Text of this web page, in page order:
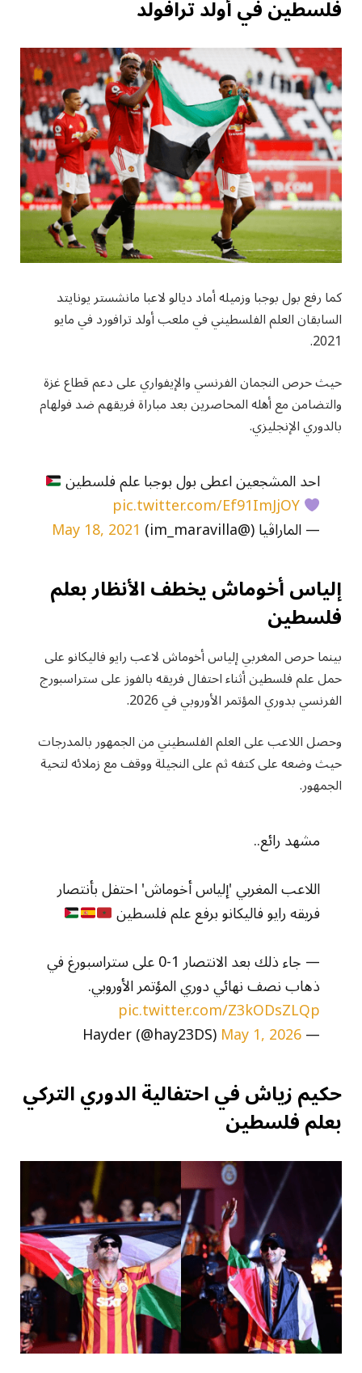
فلسطين في أولد ترافولد
كما رفع بول بوجبا وزميله أماد ديالو لاعبا مانشستر يونايتد
السابقان العلم الفلسطيني في ملعب أولد ترافورد في مايو
2021.
حيث حرص النجمان الفرنسي والإيفواري على دعم قطاع غزة
والتضامن مع أهله المحاصرين بعد مباراة فريقهم ضد فولهام
بالدوري الإنجليزي.
احد المشجعين اعطى بول بوجبا علم فلسطين
pic.twitter.com/Ef91ImJjOY
— ‏الماراڤيا (@im_maravilla) May 18, 2021
إلياس أخوماش يخطف الأنظار بعلم
فلسطين
بينما حرص المغربي إلياس أخوماش لاعب رايو فاليكانو على
حمل علم فلسطين أثناء احتفال فريقه بالفوز على ستراسبورج
الفرنسي بدوري المؤتمر الأوروبي في 2026.
وحصل اللاعب على العلم الفلسطيني من الجمهور بالمدرجات
حيث وضعه على كتفه ثم على النجيلة ووقف مع زملائه لتحية
الجمهور.
مشهد رائع..
اللاعب المغربي 'إلياس أخوماش' احتفل بأنتصار
فريقه رايو فاليكانو برفع علم فلسطين
— جاء ذلك بعد الانتصار 1-0 على ستراسبورغ في
ذهاب نصف نهائي دوري المؤتمر الأوروبي.
pic.twitter.com/Z3kODsZLQp
— Hayder (@hay23DS)
May 1, 2026
حكيم زياش في احتفالية الدوري التركي
بعلم فلسطين